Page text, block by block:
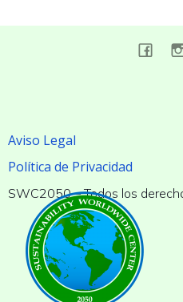
Aviso Legal
Política de Privacidad
SWC2050 – Todos los